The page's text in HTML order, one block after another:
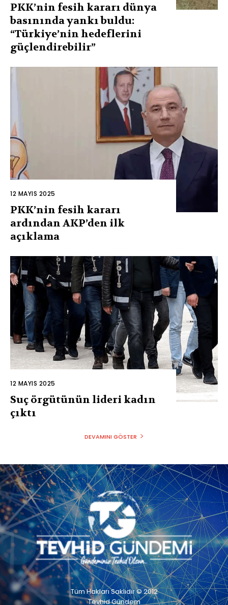
PKK’nin fesih kararı dünya
basınında yankı buldu:
“Türkiye’nin hedeflerini
güçlendirebilir”
12 MAYIS 2025
PKK’nin fesih kararı
ardından AKP’den ilk
açıklama
12 MAYIS 2025
Suç örgütünün lideri kadın
çıktı
DEVAMINI GÖSTER
Tüm Hakları Saklıdır © 2012
Tevhid Gündem